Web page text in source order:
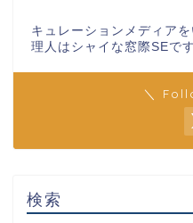
キュレーションメディア
理人はシャイな窓際SEです
＼
検索